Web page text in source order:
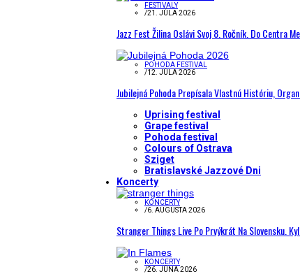
FESTIVALY
/21. JÚLA 2026
Jazz Fest Žilina Oslávi Svoj 8. Ročník. Do Centra
POHODA FESTIVAL
/12. JÚLA 2026
Jubilejná Pohoda Prepísala Vlastnú Históriu,
Uprising festival
Grape festival
Pohoda festival
Colours of Ostrava
Sziget
Bratislavské Jazzové Dni
Koncerty
KONCERTY
/6. AUGUSTA 2026
Stranger Things Live Po Prvýkrát Na Slovensku.
KONCERTY
/26. JÚNA 2026